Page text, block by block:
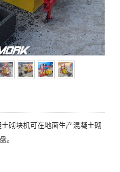
砌块机可在地面生产混凝土砌
。